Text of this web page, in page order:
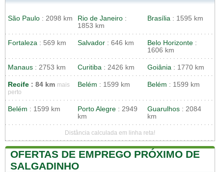
São Paulo : 2098 km Rio de Janeiro :
1853 km
Brasília : 1595 km
Fortaleza : 569 km Salvador : 646 km Belo Horizonte :
1606 km
Manaus : 2753 km Curitiba : 2426 km Goiânia : 1770 km
Recife : 84 km mais
perto
Belém : 1599 km Belém : 1599 km
Belém : 1599 km Porto Alegre : 2949
km
Guarulhos : 2084
km
Distância calculada em linha reta!
OFERTAS DE EMPREGO PRÓXIMO DE
SALGADINHO